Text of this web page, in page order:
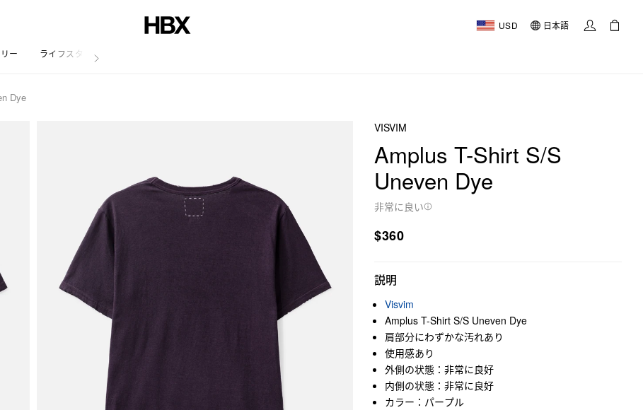
USD 日本語
ー ライフスタイル
Dye
VISVIM
Amplus T-Shirt S/S
Uneven Dye
非常に良い
$360
説明
Visvim
Amplus T-Shirt S/S Uneven Dye
肩部分にわずかな汚れあり
使用感あり
外側の状態：非常に良好
内側の状態：非常に良好
カラー：パープル